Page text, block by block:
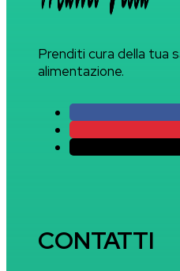
Prenditi cura della tua
alimentazione.
CONTATTI